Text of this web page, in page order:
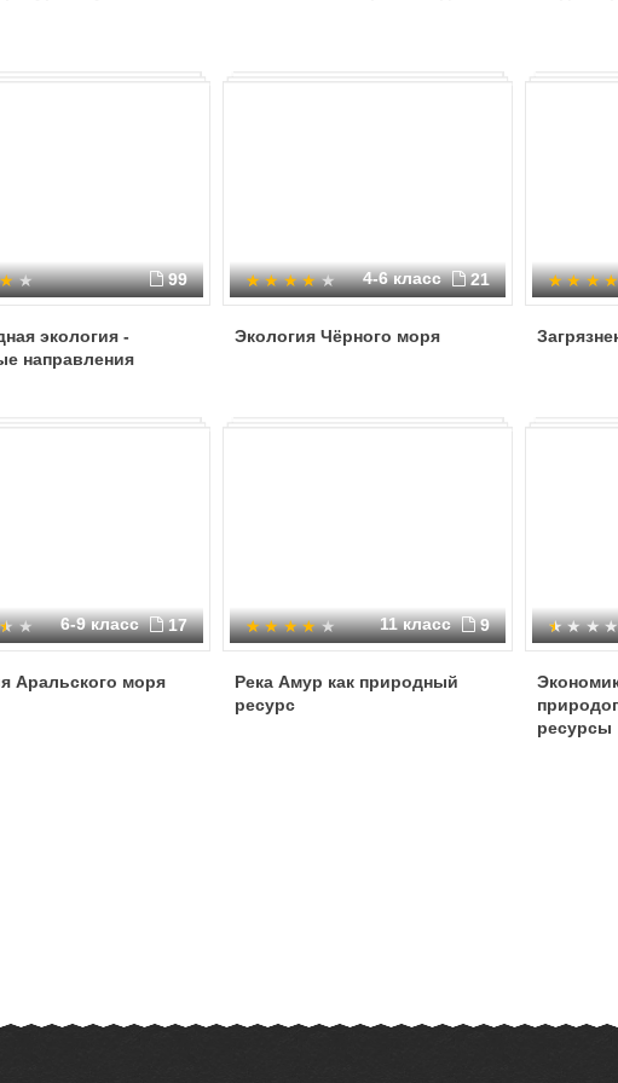
99
экология -
направления
4-6 класс 21
Экология Чёрного моря
6-9 класс 17
Аральского моря
11 класс 9
Река Амур как природный
ресурс
ресурсы